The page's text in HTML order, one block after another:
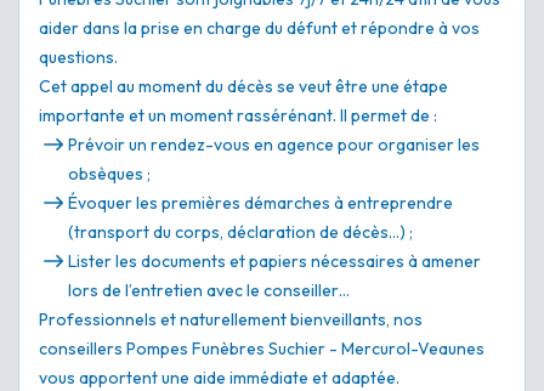
aider dans la prise en charge du défunt et répondre à vos
questions.
Cet appel au moment du décès se veut être une étape
importante et un moment rassérénant. Il permet de :
Prévoir un rendez-vous en agence pour organiser les
obsèques ;
Évoquer les premières démarches à entreprendre
(transport du corps, déclaration de décès…) ;
Lister les documents et papiers nécessaires à amener
lors de l’entretien avec le conseiller…
Professionnels et naturellement bienveillants, nos
conseillers Pompes Funèbres Suchier - Mercurol-Veaunes
vous apportent une aide immédiate et adaptée.